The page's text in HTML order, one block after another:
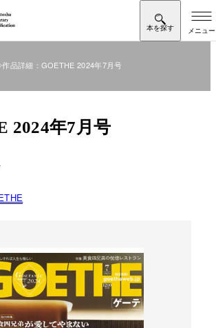
作品詳細：GOETHE 2024年7月号
2024年7月号